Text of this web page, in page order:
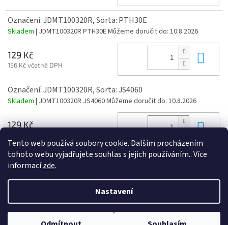
Tento web používá soubory cookie. Dalším procházením
tohoto webu vyjadřujete souhlas s jejich používáním.. Více
informacízde.
Nastavení
Označení: JDMT100320R, Sorta: PTH30E
Skladem | JDMT100320R PTH30EMůžeme doručit do: 10.8.2026
129 Kč
156 Kč včetně DPH
Označení: JDMT100320R, Sorta: JS4060
Skladem | JDMT100320R JS4060Můžeme doručit do: 10.8.2026
129 Kč Do
Vytvořil Shoptet